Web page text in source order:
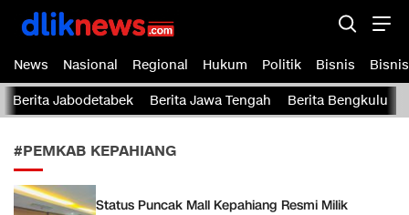
Dliknews.com
dliknews.com – Berita Cepat – Akurat dan Terverifikasi
News Nasional Regional Hukum Politik Bisnis Bisnis
Berita Jabodetabek Berita Jawa Tengah Berita Bengkulu
#PEMKAB KEPAHIANG
Status Puncak Mall Kepahiang Resmi Milik